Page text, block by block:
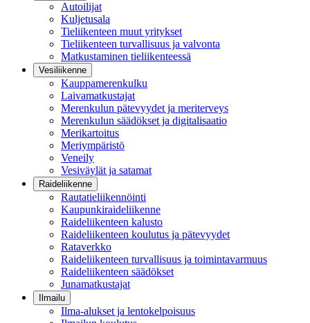
Autoilijat
Kuljetusala
Tieliikenteen muut yritykset
Tieliikenteen turvallisuus ja valvonta
Matkustaminen tieliikenteessä
Vesiliikenne
Kauppamerenkulku
Laivamatkustajat
Merenkulun pätevyydet ja meriterveys
Merenkulun säädökset ja digitalisaatio
Merikartoitus
Meriympäristö
Veneily
Vesiväylät ja satamat
Raideliikenne
Rautatieliikennöinti
Kaupunkiraideliikenne
Raideliikenteen kalusto
Raideliikenteen koulutus ja pätevyydet
Rataverkko
Raideliikenteen turvallisuus ja toimintavarmuus
Raideliikenteen säädökset
Junamatkustajat
Ilmailu
Ilma-alukset ja lentokelpoisuus